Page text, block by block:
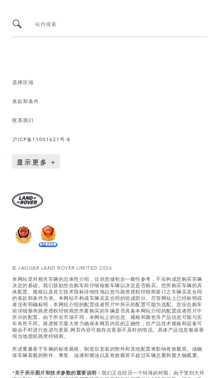
站内搜索
选择区域
条款和条件
联系我们
沪ICP备11001621号-8
显示更多
© JAGUAR LAND ROVER LIMITED 2026
本网站是对相关车辆的总体性介绍，仅供您做初步一般性参考，不应构成您购买车辆
决定的基础。我们鼓励您在购车前仔细核验车辆以决定是否购买。您所购买车辆的具
体配置、规格以及其它技术指标排他性地以您与路虎授权经销商签订之车辆买卖合同
的条款和条件为准。本网站不构成车辆买卖合同的组成部分。尽管网站上已经标明或
者没有明确标明，本网站介绍的配置或者照片中所示的配置可能为选配。您应在购车
前详细垂询路虎授权经销商您所要购买的车辆是否具备本网站介绍的配置或者照片中
所示的配置。由于所在市场不同，本网站上的信息、规格和颜色等产品信息可能与实
车有所不同。路虎将尽最大努力确保本网页内容的正确性，但产品技术规格和设备可
能会不时进行改进与更新,网页内容可能存在更新不及时的情况。具体产品信息敬请垂
询当地授权路虎经销商。
所述重量基于车辆的标准规格。制造后安装的附件和其他配置将影响有效载荷。须确
保车辆装载的附件、乘客、油液和燃油以及有效载荷不超过车辆总重和最大轴载重。
*关于所示图片和技术参数的重要说明： 我们正在经历一个特殊的时期。由于受到大环